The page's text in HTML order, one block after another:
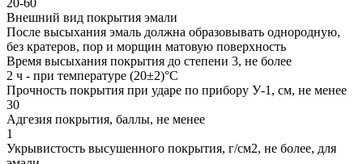
Внешний вид покрытия эмали
После высыхания эмаль должна образовывать однородную,
без кратеров, пор и морщин матовую поверхность
Время высыхания покрытия до степени 3, не более
2 ч - при температуре (20±2)°С
Прочность покрытия при ударе по прибору У-1, см, не менее
30
Адгезия покрытия, баллы, не менее
1
Укрывистость высушенного покрытия, г/см2, не более, для